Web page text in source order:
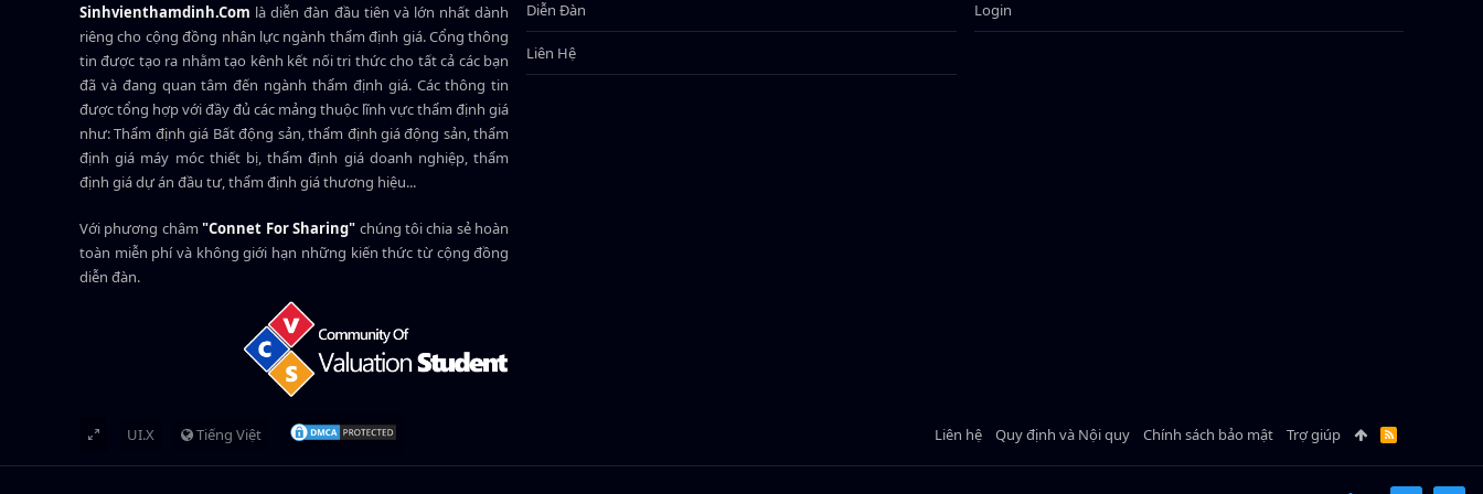
Sinhvienthamdinh.Com là diễn đàn đầu tiên và lớn nhất dành
riêng cho cộng đồng nhân lực ngành thẩm định giá. Cổng thông
tin được tạo ra nhằm tạo kênh kết nối tri thức cho tất cả các bạn
đã và đang quan tâm đến ngành thẩm định giá. Các thông tin
được tổng hợp với đầy đủ các mảng thuộc lĩnh vực thẩm định giá
như: Thẩm định giá Bất động sản, thẩm định giá động sản, thẩm
định giá máy móc thiết bị, thẩm định giá doanh nghiệp, thẩm
định giá dự án đầu tư, thẩm định giá thương hiệu...
Với phương châm"Connet For Sharing" chúng tôi chia sẻ hoàn
toàn miễn phí và không giới hạn những kiến thức từ cộng đồng
diễn đàn.
Diễn Đàn
Liên Hệ
Login
UI.X Tiếng Việt Liên hệ Quy định và Nội quy Chính sách bảo mật Trợ giúp
R
S